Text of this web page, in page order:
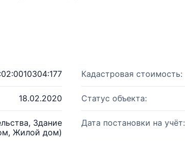
Кадастровая стоимость:
18.02.2020 Статус объекта:
Здание
Жилой дом)
Дата постановки на учёт: